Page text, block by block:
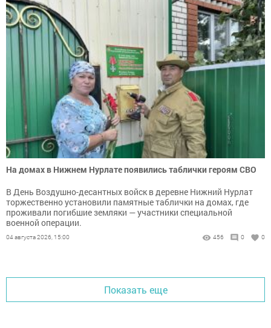
На домах в Нижнем Нурлате появились таблички героям СВО
В День Воздушно-десантных войск в деревне Нижний Нурлат
торжественно установили памятные таблички на домах, где
проживали погибшие земляки — участники специальной
военной операции.
04 августа 2026, 15:00 456 0 0
Показать еще